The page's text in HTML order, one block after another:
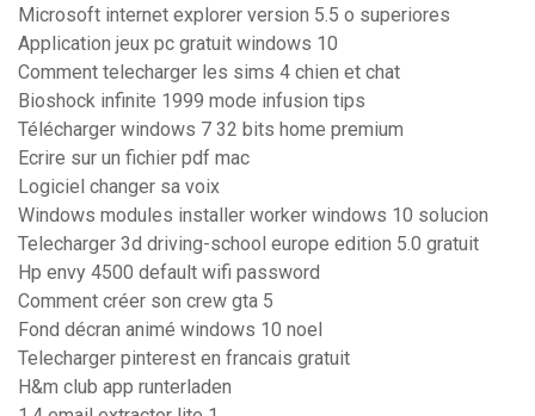
Microsoft internet explorer version 5.5 o superiores
Application jeux pc gratuit windows 10
Comment telecharger les sims 4 chien et chat
Bioshock infinite 1999 mode infusion tips
Télécharger windows 7 32 bits home premium
Ecrire sur un fichier pdf mac
Logiciel changer sa voix
Windows modules installer worker windows 10 solucion
Telecharger 3d driving-school europe edition 5.0 gratuit
Hp envy 4500 default wifi password
Comment créer son crew gta 5
Fond décran animé windows 10 noel
Telecharger pinterest en francais gratuit
H&m club app runterladen